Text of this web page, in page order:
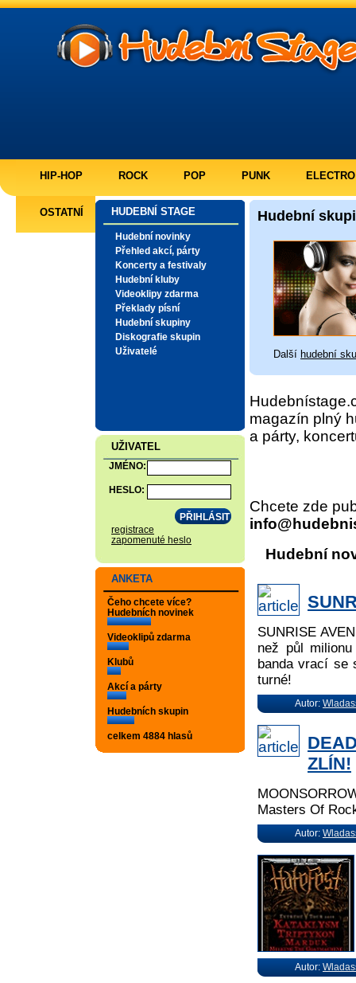
HIP-HOP ROCK POP PUNK ELECTRO
OSTATNÍ HUDEBNÍ STAGE
Hudební novinky
Přehled akcí, párty
Koncerty a festivaly
Hudební kluby
Videoklipy zdarma
Překlady písní
Hudební skupiny
Diskografie skupin
Uživatelé
UŽIVATEL
JMÉNO:
HESLO:
registrace
zapomenuté heslo
ANKETA
Čeho chcete více?
Hudebních novinek
Videoklipů zdarma
Klubů
Akcí a párty
Hudebních skupin
celkem 4884 hlasů
Hudební
Další hudební
magazín plný
a párty,
Chcete zde
Hudební
SUNRISE
než půl
banda vrací se
turné!
Autor:
ZLÍN!
Masters Of
Autor:
Autor: